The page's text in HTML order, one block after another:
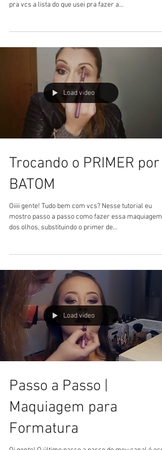
pra vcs a lista do que usei pra fazer a...
Load video
Trocando o PRIMER por
BATOM
Oiiii gente! Tudo bem com vcs? Nesse tutorial eu
mostro passo a passo como fazer essa maquiagem
dos olhos, substituindo o primer de...
Load video
Passo a Passo |
Maquiagem para
Formatura